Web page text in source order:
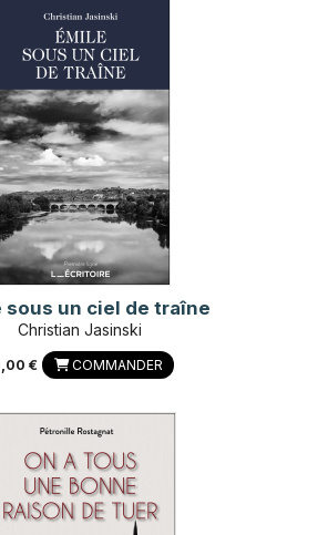
sous un ciel de traîne
Christian Jasinski
€ COMMANDER